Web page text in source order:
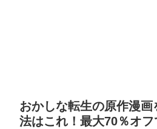
おかしな転生の原作漫
法はこれ！最大70％オ